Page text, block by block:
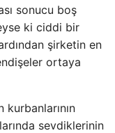
sonucu boş
ki ciddi bir
şirketin en
ortaya
kurbanlarının
sevdiklerinin